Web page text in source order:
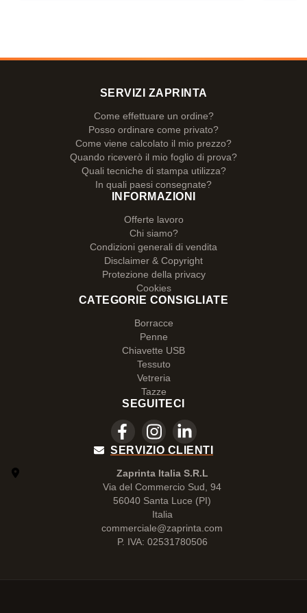
SERVIZI ZAPRINTA
Come effettuare un ordine?
Posso ordinare come privato?
Come viene calcolato il mio prezzo?
Quando riceverò il mio foglio di prova?
Quali tecniche di stampa utilizza?
In quali paesi consegnate?
INFORMAZIONI
Offerte lavoro
Chi siamo?
Condizioni generali di vendita
Disclaimer & Copyright
Protezione della privacy
Cookies
CATEGORIE CONSIGLIATE
Borracce
Penne
Chiavette USB
Tessuto
Vetreria
Tazze
SEGUITECI
SERVIZIO CLIENTI
Zaprinta Italia S.R.L
Via del Commercio Sud, 94
56040 Santa Luce (PI)
Italia
commerciale@zaprinta.com
P. IVA: 02531780506